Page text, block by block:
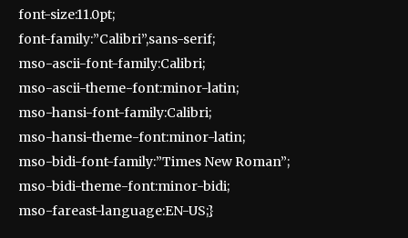
font-size:11.0pt;
font-family:”Calibri”,sans-serif;
mso-ascii-font-family:Calibri;
mso-ascii-theme-font:minor-latin;
mso-hansi-font-family:Calibri;
mso-hansi-theme-font:minor-latin;
mso-bidi-font-family:”Times New Roman”;
mso-bidi-theme-font:minor-bidi;
mso-fareast-language:EN-US;}